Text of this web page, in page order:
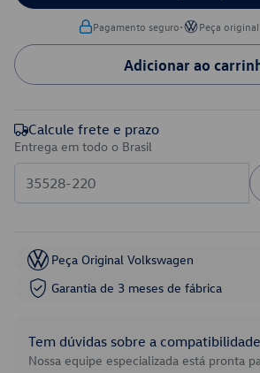
Pagamento seguro• Peça
Adicionar ao
Calcule frete e prazo
Entrega em todo o Brasil
Peça Original Volkswagen
Garantia de 3 meses de fábrica
Tem dúvidas sobre a
Nossa equipe especializada está pronta